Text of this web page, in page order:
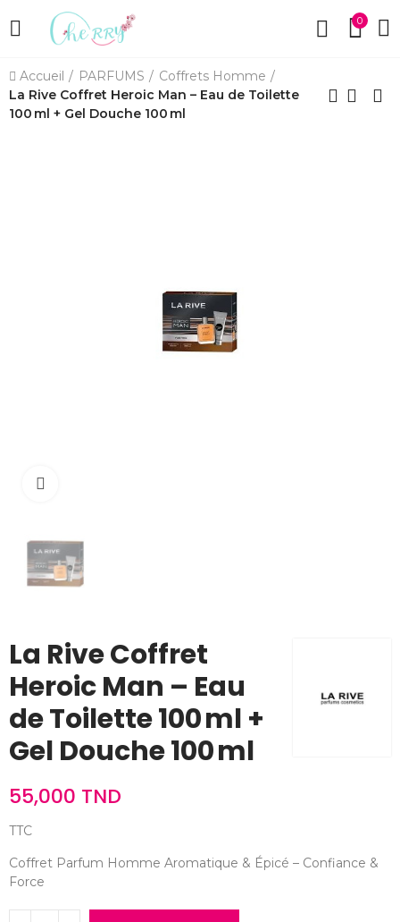
0
Accueil PARFUMS
Coffrets Homme
La Rive Coffret Heroic Man – Eau de Toilette
100 ml + Gel Douche 100 ml
La Rive Coffret
Heroic Man – Eau
de Toilette 100 ml +
Gel Douche 100 ml
55,000 TND
TTC
Coffret Parfum Homme Aromatique & Épicé – Confiance &
Force